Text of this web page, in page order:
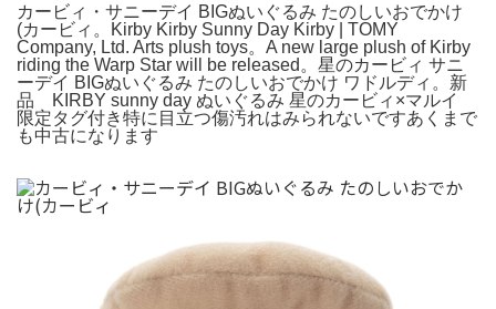
カービィ・サニーデイ BIGぬいぐるみ たのしいおでかけ
(カービィ。Kirby Kirby Sunny Day Kirby | TOMY
Company, Ltd. Arts plush toys。A new large plush of Kirby
riding the Warp Star will be released。星のカービィ サニ
ーデイ BIGぬいぐるみ たのしいおでかけ ワドルディ。新
品 KIRBY sunny day ぬいぐるみ 星のカービィ×マルイ
限定タグ付き特に目立つ傷汚れはみられないですあくまで
も中古になります